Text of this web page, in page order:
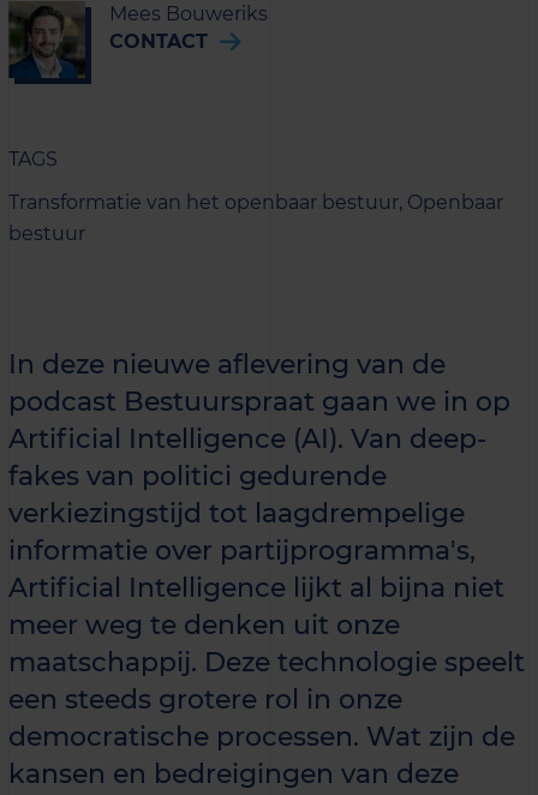
Mees Bouweriks
CONTACT
TAGS
Transformatie van het openbaar bestuur, Openbaar
bestuur
In deze nieuwe aflevering van de
podcast Bestuurspraat gaan we in op
Artificial Intelligence (AI). Van deep-
fakes van politici gedurende
verkiezingstijd tot laagdrempelige
informatie over partijprogramma's,
Artificial Intelligence lijkt al bijna niet
meer weg te denken uit onze
maatschappij. Deze technologie speelt
een steeds grotere rol in onze
democratische processen. Wat zijn de
kansen en bedreigingen van deze